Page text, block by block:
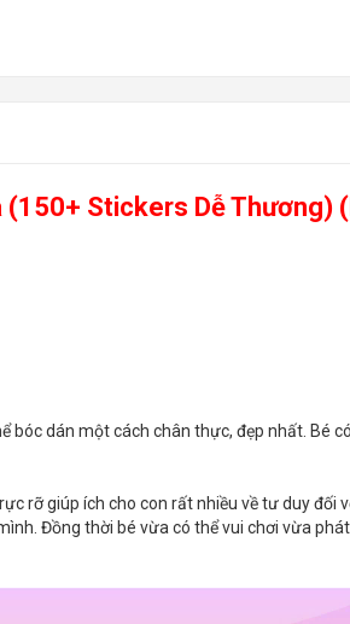
(150+ Stickers Dễ Thương)
bóc dán một cách chân thực, đẹp nhất. Bé
rỡ giúp ích cho con rất nhiều về tư duy đối
Đồng thời bé vừa có thể vui chơi vừa